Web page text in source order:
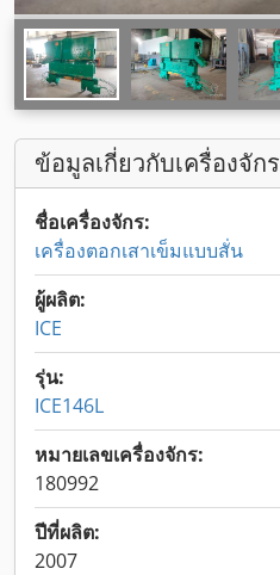
ข้อมูลเกี่ยวกับเครื่องจักร
ชื่อเครื่องจักร:
เครื่องตอกเสาเข็มแบบสั่น
ผู้ผลิต:
ICE
รุ่น:
ICE146L
หมายเลขเครื่องจักร:
180992
ปีที่ผลิต:
2007